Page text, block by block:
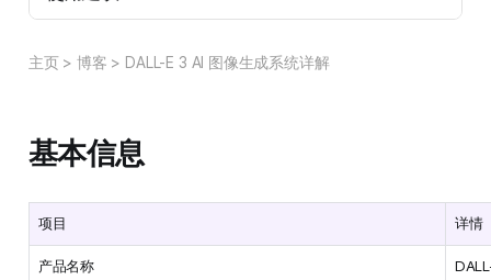
主页> 博客 > DALL-E 3 AI 图像生成系统详解
基本信息
项目 详情
产品名称